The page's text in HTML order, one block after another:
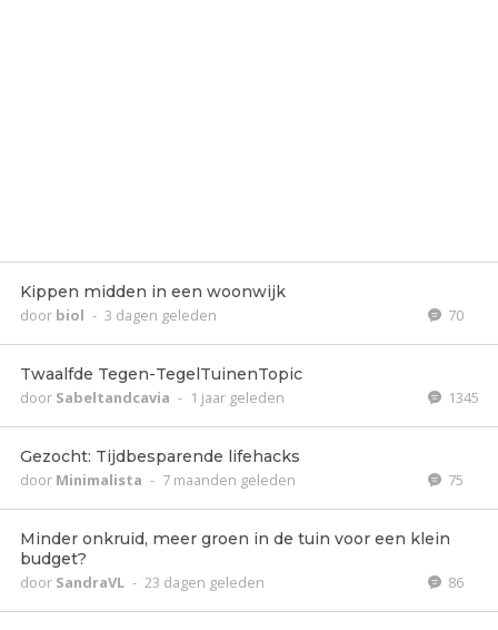
Kippen midden in een woonwijk
door biol - 3 dagen geleden 70
Twaalfde Tegen-TegelTuinenTopic
door Sabeltandcavia - 1 jaar geleden 1345
Gezocht: Tijdbesparende lifehacks
door Minimalista - 7 maanden geleden 75
Minder onkruid, meer groen in de tuin voor een klein
budget?
door SandraVL - 23 dagen geleden 86